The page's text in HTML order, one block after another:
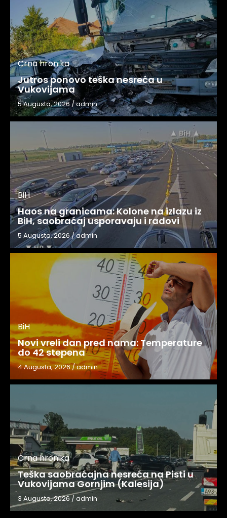
Crna hronika
Jutros ponovo teška nesreća u
Vukovijama
5 Augusta, 2026/admin
BiH
Haos na granicama: Kolone na izlazu iz
BiH, saobraćaj usporavaju i radovi
5 Augusta, 2026/admin
BiH
Novi vreli dan pred nama: Temperature
do 42 stepena
4 Augusta, 2026/admin
Crna hronika
Teška saobraćajna nesreća na Pisti u
Vukovijama Gornjim (Kalesija)
3 Augusta, 2026/admin